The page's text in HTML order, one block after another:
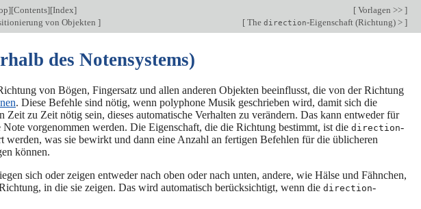
][Contents][Index] [ Vorlagen >> ]
von Objekten ] [ The direction-Eigenschaft (Richtung) > ]
des Notensystems)
von Bögen, Fingersatz und allen anderen Objekten beeinflusst, die von der Richtung
. Diese Befehle sind nötig, wenn polyphone Musik geschrieben wird, damit sich die
zu Zeit nötig sein, dieses automatische Verhalten zu verändern. Das kann entweder für
vorgenommen werden. Die Eigenschaft, die die Richtung bestimmt, ist die direction-
werden, was sie bewirkt und dann eine Anzahl an fertigen Befehlen für die üblicheren
können.
sich oder zeigen entweder nach oben oder nach unten, andere, wie Hälse und Fähnchen,
in die sie zeigen. Das wird automatisch berücksichtigt, wenn die direction-